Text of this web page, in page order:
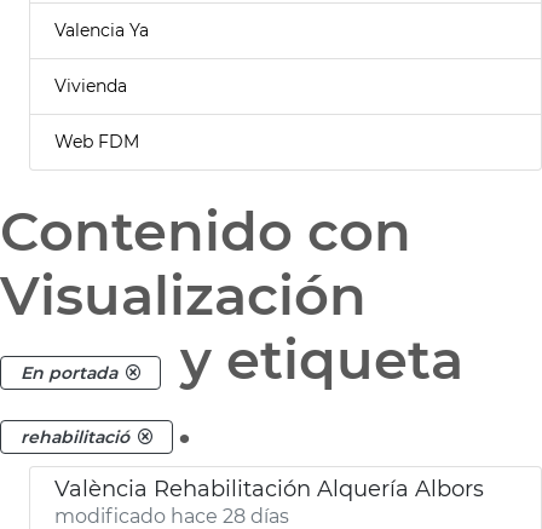
Valencia Ya
Vivienda
Web FDM
Contenido con
Visualización
En portada y etiqueta
rehabilitació .
València Rehabilitación Alquería Albors
modificado hace 28 días